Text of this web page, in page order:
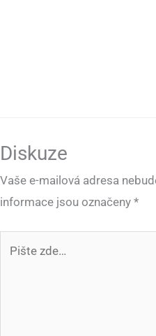
Diskuze
Vaše e-mailová adresa
informace jsou označeny *